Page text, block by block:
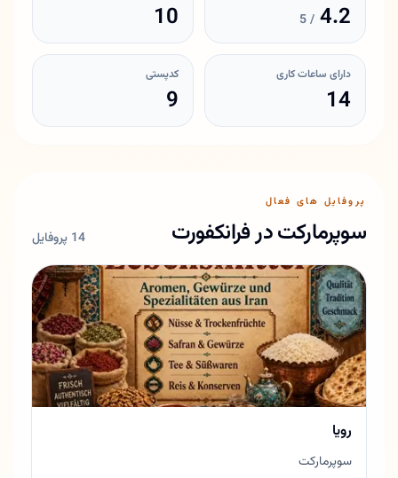
4.2
/ 5
10
دارای ساعات کاری
14
کدپستی
9
پروفایل های فعال
سوپرمارکت در فرانکفورت 14 پروفایل
رویا
سوپرمارکت